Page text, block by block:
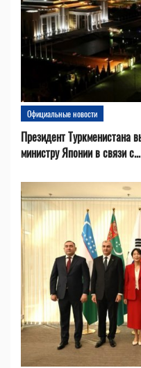
Официальные новости
Президент Туркменистана
министру Японии в связи с...